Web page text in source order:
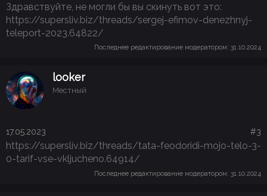
Здравствуйте, не могли бы вы скинуть вот это:
https://supersliv.biz/threads/sergej-efimov-denezhnyj-
teleport-2023.64822/
Последнее редактирование модератором: 31.10.2024
looker
Местный
17.05.2023 #3
https://supersliv.biz/threads/tata-feodoridi-mojo-telo-3-
0-tarif-vse-vkljucheno.64914/
Последнее редактирование модератором: 31.10.2024